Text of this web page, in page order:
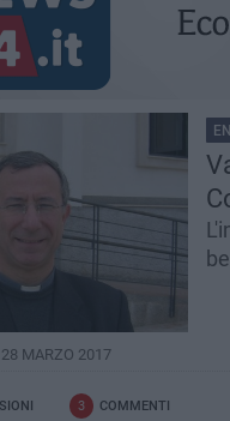
MARZO 2017
3 COMMENTI